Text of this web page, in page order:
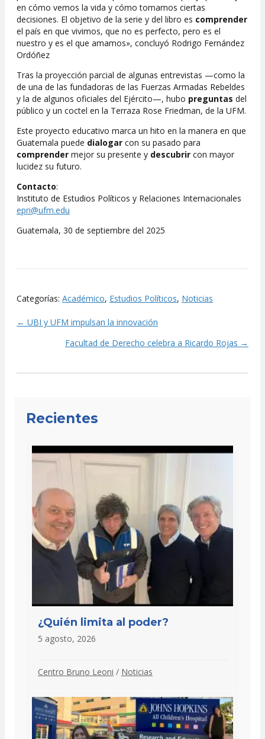
en cómo vemos la vida y cómo tomamos ciertas
decisiones. El objetivo de la serie y del libro es comprender
el país en que vivimos, que no es perfecto, pero es el
nuestro y es el que amamos», concluyó Rodrigo Fernández
Ordóñez
Tras la proyección parcial de algunas entrevistas —como la
de una de las fundadoras de las Fuerzas Armadas Rebeldes
y la de algunos oficiales del Ejército—, hubo preguntas del
público y un coctel en la Terraza Rose Friedman, de la UFM.
Este proyecto educativo marca un hito en la manera en que
Guatemala puede dialogar con su pasado para
comprender mejor su presente y descubrir con mayor
lucidez su futuro.
Contacto:
Instituto de Estudios Políticos y Relaciones Internacionales
epri@ufm.edu
Guatemala, 30 de septiembre del 2025
Categorías: Académico, Estudios Políticos, Noticias
Posts
navigation
← UBI y UFM impulsan la innovación
Facultad de Derecho celebra a Ricardo Rojas →
Recientes
¿Quién limita al poder?
5 agosto, 2026
Centro Bruno Leoni / Noticias